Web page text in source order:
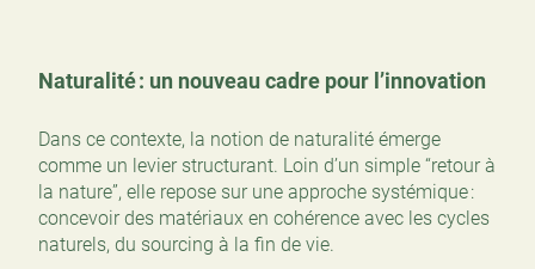
Naturalité : un nouveau cadre pour l’innovation
Dans ce contexte, la notion de naturalité émerge
comme un levier structurant. Loin d’un simple “retour à
la nature”, elle repose sur une approche systémique :
concevoir des matériaux en cohérence avec les cycles
naturels, du sourcing à la fin de vie.